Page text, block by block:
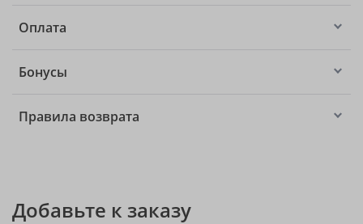
Оплата
Бонусы
Правила возврата
Добавьте к заказу